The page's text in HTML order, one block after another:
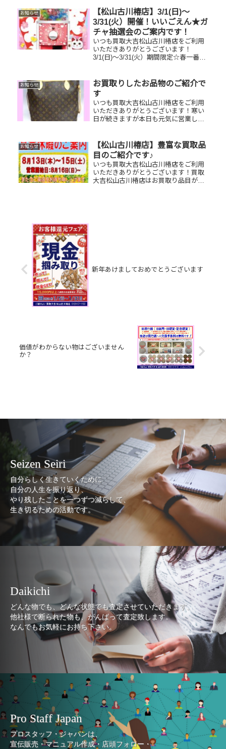
ド、ボロボロの時計でも一点一点丁寧
に査定させていただきますの...
お知らせ
【松山古川椿店】3/1(日)～
3/31(火）開催！いいごえん★ガ
チャ抽選会のご案内です！
いつも買取大吉松山古川椿店をご利用
いただきありがとうございます！
3/1(日)～3/31(火）期間限定☆春一番・
中です！🥰11,500円以上ご成約のお客
様限定でご参加いただけ...
お知らせ
お買取りしたお品物のご紹介で
す
いつも買取大吉松山古川椿店をご利用
いただきありがとうございます！寒い
日が続きますが本日も元気に営業して
ざいませんか？ぜひお査定させてくだ
さい！🔆使用感があっても大丈夫！
ぜ...
お知らせ
【松山古川椿店】豊富な買取品
目のご紹介です♪
いつも買取大吉松山古川椿店をご利用
いただきありがとうございます！買取
大吉松山古川椿店はお買取り品目が豊
新年あけましておめでとうございます
価値がわからない物はございません
か？
Seizen Seiri
自分らしく生きていくために
自分の人生を振り返り、
やり残したことを一つずつ減らして、
生き切るための活動です。
Daikichi
どんな物でも、どんな状態でも査定させていただきます。
他社様で断られた物も、がんばって査定致します。
なんでもお気軽にお持ち下さい。
Pro Staff Japan
プロスタッフ・ジャパンは、
宣伝販売・マニュアル作成・店頭フォロー・